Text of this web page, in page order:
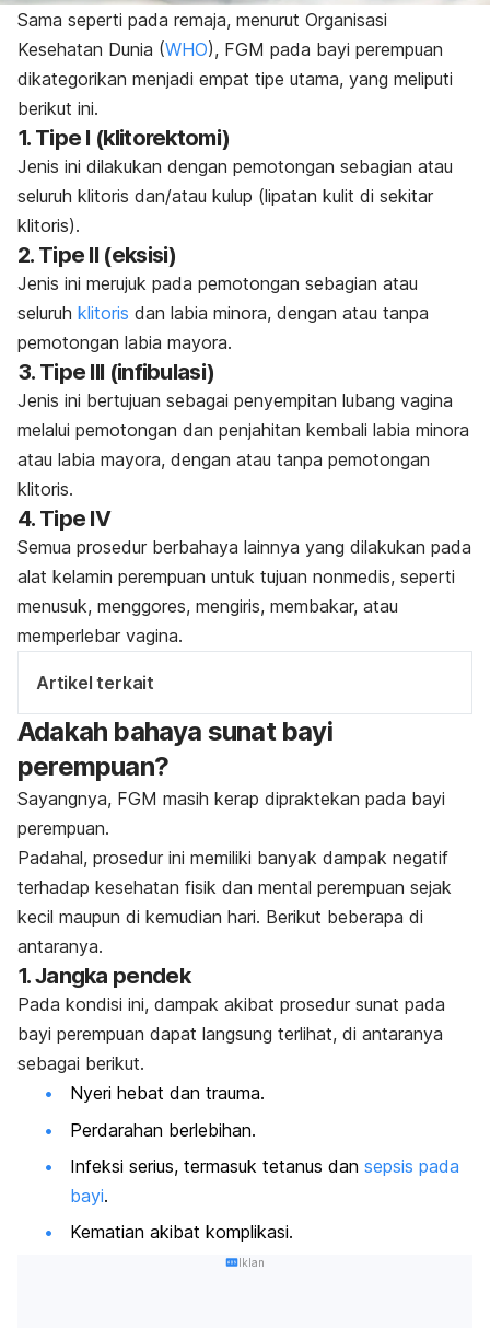
Sama seperti pada remaja, menurut Organisasi
Kesehatan Dunia (WHO), FGM pada bayi perempuan
dikategorikan menjadi empat tipe utama, yang meliputi
berikut ini.
1. Tipe I (klitorektomi)
Jenis ini dilakukan dengan pemotongan sebagian atau
seluruh klitoris dan/atau kulup (lipatan kulit di sekitar
klitoris).
2. Tipe II (eksisi)
Jenis ini merujuk pada pemotongan sebagian atau
seluruh klitoris dan labia minora, dengan atau tanpa
pemotongan labia mayora.
3. Tipe III (infibulasi)
Jenis ini bertujuan sebagai penyempitan lubang vagina
melalui pemotongan dan penjahitan kembali labia minora
atau labia mayora, dengan atau tanpa pemotongan
klitoris.
4. Tipe IV
Semua prosedur berbahaya lainnya yang dilakukan pada
alat kelamin perempuan untuk tujuan nonmedis, seperti
menusuk, menggores, mengiris, membakar, atau
memperlebar vagina.
Artikel terkait
Adakah bahaya sunat bayi
perempuan?
Sayangnya, FGM masih kerap dipraktekan pada bayi
perempuan.
Padahal, prosedur ini memiliki banyak dampak negatif
terhadap kesehatan fisik dan mental perempuan sejak
kecil maupun di kemudian hari. Berikut beberapa di
antaranya.
1. Jangka pendek
Pada kondisi ini, dampak akibat prosedur sunat pada
bayi perempuan dapat langsung terlihat, di antaranya
sebagai berikut.
Nyeri hebat dan trauma.
Perdarahan berlebihan.
Infeksi serius, termasuk tetanus dan sepsis pada
bayi.
Kematian akibat komplikasi.
Iklan